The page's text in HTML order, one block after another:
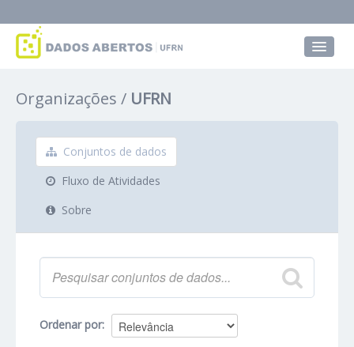
Grupos
Sobre
Organizações UFRN
Conjuntos de dados
Fluxo de Atividades
Sobre
Ordenar por